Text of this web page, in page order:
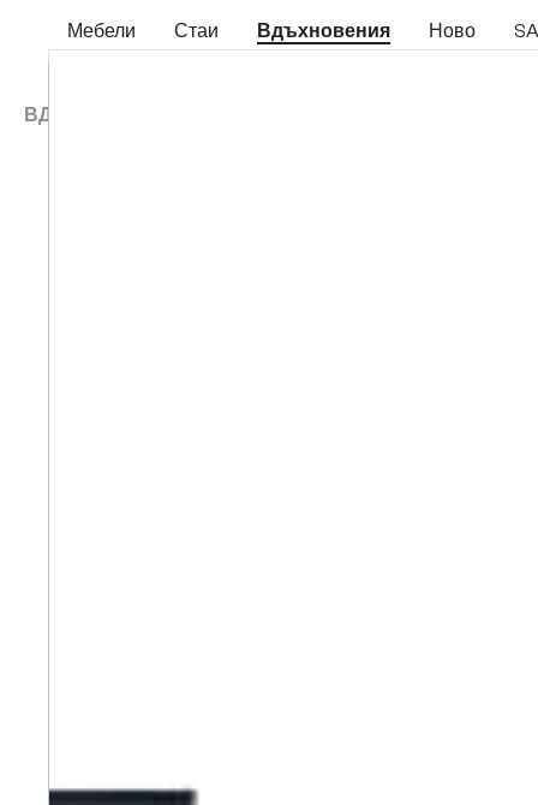
към основното съдържание
Преминете към търсенето
Преминете към основната навигация
Мебели Стаи Вдъхновения Ново
ВДЪХНОВЕНИЯ